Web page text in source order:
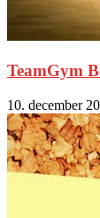
TeamGym
10. december